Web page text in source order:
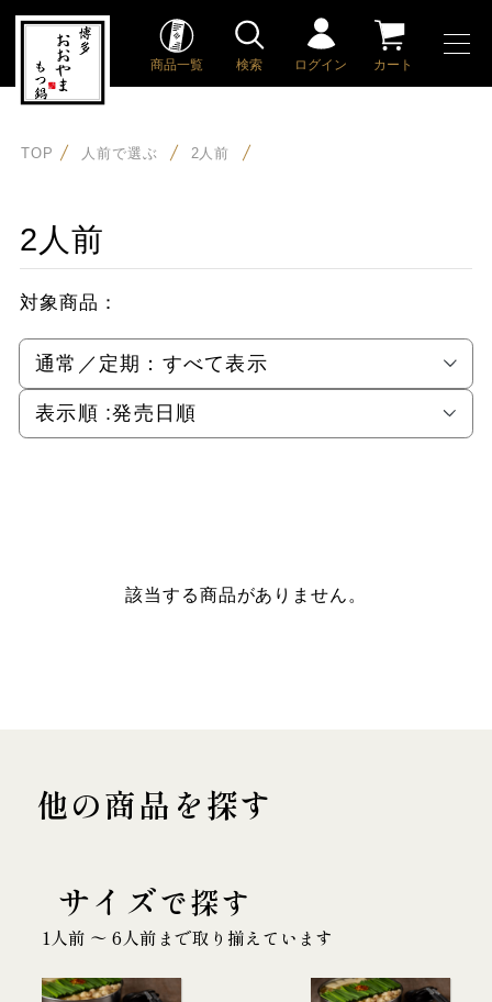
商品一覧 検索 ログイン カート
TOP 人前で選ぶ 2人前
2人前
対象商品：
通常／定期： すべて表示
表示順 :発売日順
該当する商品がありません。
他の商品を探す
サイズで探す
1人前 〜 6人前まで取り揃えています